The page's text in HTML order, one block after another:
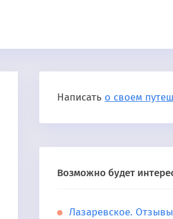
Написать о своем
Возможно будет
Лазаревское.